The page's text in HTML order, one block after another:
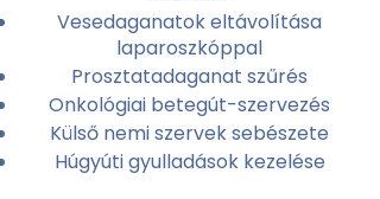
Vesedaganatok eltávolítása
laparoszkóppal
Prosztatadaganat szűrés
Onkológiai betegút-szervezés
Külső nemi szervek sebészete
Húgyúti gyulladások kezelése